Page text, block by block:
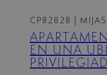
CP82828 | MIJAS
EN UNA